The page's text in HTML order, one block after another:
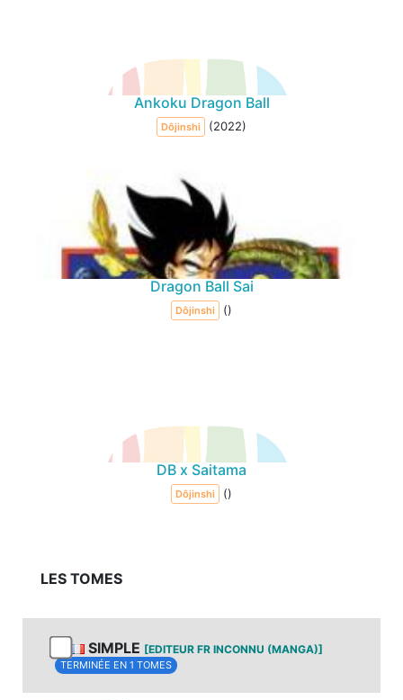
Ankoku Dragon Ball
Dôjinshi (2022)
Dragon Ball Sai
Dôjinshi ()
DB x Saitama
Dôjinshi ()
LES TOMES
SIMPLE [EDITEUR FR INCONNU (MANGA)]
TERMINÉE EN 1 TOMES